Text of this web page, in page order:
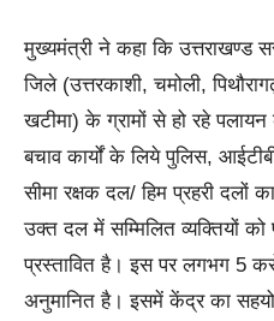
मुख्यमंत्री ने कहा कि उत्तराखण्ड
जिले (उत्तरकाशी, चमोली,
खटीमा) के ग्रामों से हो रहे
बचाव कार्यों के लिये पुलिस,
सीमा रक्षक दल/ हिम प्रहरी दलों
उक्त दल में सम्मिलित व्यक्तियों
प्रस्तावित है। इस पर लगभग 5
अनुमानित है। इसमें केंद्र का